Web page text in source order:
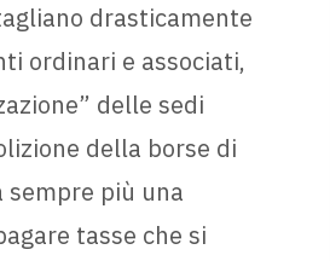
drasticamente
ordinari e associati,
delle sedi
della borse di
più una
tasse che si